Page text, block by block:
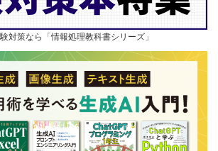
対策なら「情報処理教科書シリーズ」